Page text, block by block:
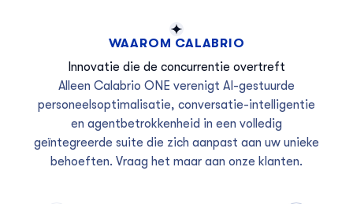
WAAROM CALABRIO
Innovatie die de concurrentie overtreft
Alleen Calabrio ONE verenigt AI-gestuurde
personeelsoptimalisatie, conversatie-intelligentie
en agentbetrokkenheid in een volledig
geïntegreerde suite die zich aanpast aan uw unieke
behoeften. Vraag het maar aan onze klanten.